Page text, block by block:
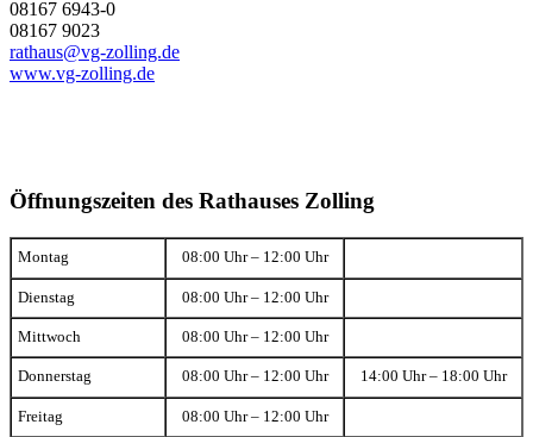
08167 6943-0
08167 9023
rathaus@vg-zolling.de
www.vg-zolling.de
Öffnungszeiten des Rathauses Zolling
Montag 08:00 Uhr – 12:00 Uhr
Dienstag 08:00 Uhr – 12:00 Uhr
Mittwoch 08:00 Uhr – 12:00 Uhr
Donnerstag 08:00 Uhr – 12:00 Uhr 14:00 Uhr – 18:00 Uhr
Freitag 08:00 Uhr – 12:00 Uhr